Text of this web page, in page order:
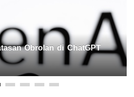
Obrolan di ChatGPT